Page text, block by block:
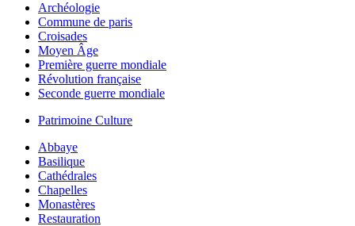
Archéologie
Commune de paris
Croisades
Moyen Âge
Première guerre mondiale
Révolution française
Seconde guerre mondiale
Patrimoine Culture
Abbaye
Basilique
Cathédrales
Chapelles
Monastères
Restauration